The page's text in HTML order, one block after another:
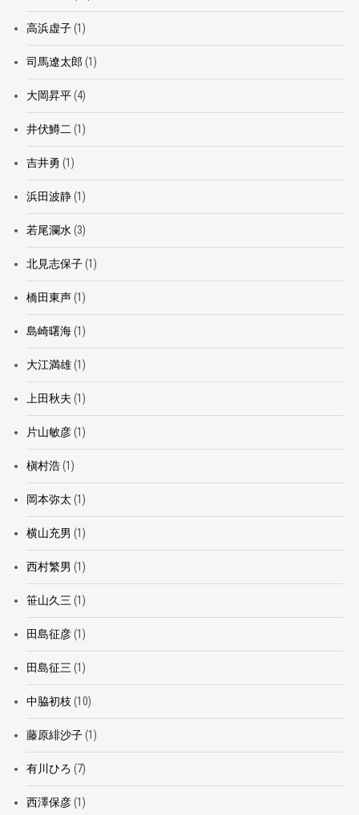
高浜虚子(1)
司馬遼太郎 (1)
大岡昇平(4)
井伏鱒二 (1)
吉井勇 (1)
浜田波静(1)
若尾瀾水 (3)
北見志保子(1)
橋田東声(1)
島崎曙海(1)
大江満雄(1)
上田秋夫 (1)
片山敏彦(1)
槇村浩(1)
岡本弥太 (1)
横山充男 (1)
西村繁男 (1)
笹山久三 (1)
田島征彦(1)
田島征三 (1)
中脇初枝 (10)
藤原緋沙子(1)
有川ひろ (7)
西澤保彦(1)